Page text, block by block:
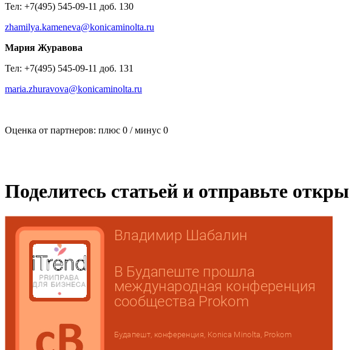
Тел: +7(495) 545-09-11 доб. 130
zhamilya.kameneva@konicaminolta.ru
Мария Журавова
Тел: +7(495) 545-09-11 доб. 131
maria.zhuravova@konicaminolta.ru
Оценка от партнеров: плюс 0 / минус 0
Поделитесь статьей и отправьте